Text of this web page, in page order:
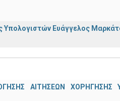
Ευάγγελος
ΑΙΤΗΣΕΩΝ